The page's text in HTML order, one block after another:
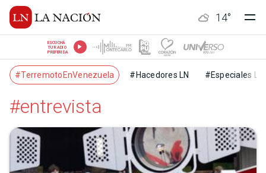
14°
ESCUCHÁ
TU RADIO
PREFERIDA
#TerremotoEnVenezuela #Hacedores LN #Especiales LN
#entrevista